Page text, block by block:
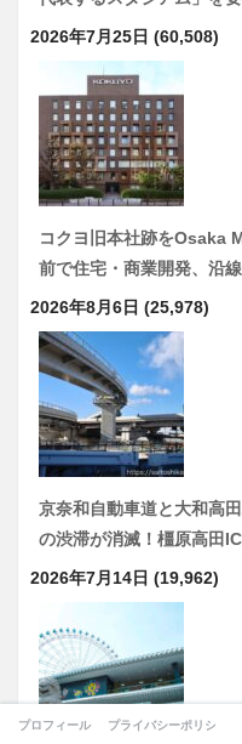
2026年7月25日 (60,508)
コクヨ旧本社跡をOsaka
前で住宅・商業開発、沿
2026年8月6日 (25,978)
京奈和自動車道と大和高
の渋滞が消滅！橿原高田
2026年7月14日 (19,962)
プロフィール プライバシーポリシー